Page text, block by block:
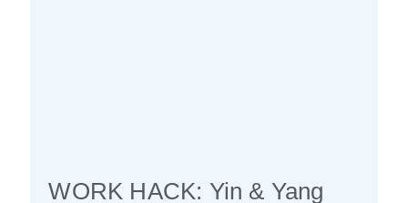
WORK HACK: Yin & Yang